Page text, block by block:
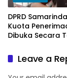
DPRD
Kuota
Dibuka Secara
Leave a